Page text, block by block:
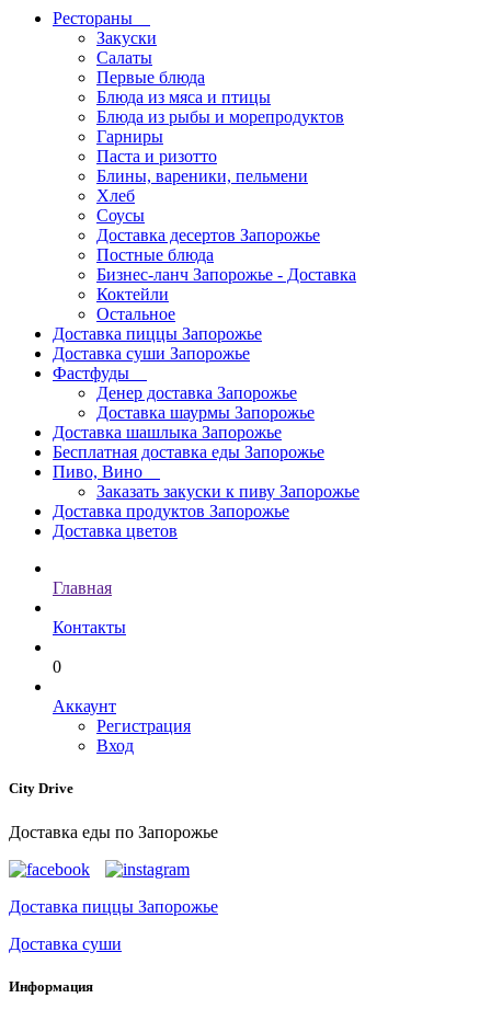
Рестораны
Закуски
Салаты
Первые блюда
Блюда из мяса и птицы
Блюда из рыбы и морепродуктов
Гарниры
Паста и ризотто
Блины, вареники, пельмени
Хлеб
Соусы
Доставка десертов Запорожье
Постные блюда
Бизнес-ланч Запорожье - Доставка
Коктейли
Остальное
Доставка пиццы Запорожье
Доставка суши Запорожье
Фастфуды
Денер доставка Запорожье
Доставка шаурмы Запорожье
Доставка шашлыка Запорожье
Бесплатная доставка еды Запорожье
Пиво, Вино
Заказать закуски к пиву Запорожье
Доставка продуктов Запорожье
Доставка цветов
Главная
Контакты
0
Аккаунт
Регистрация
Вход
City Drive
Доставка еды по Запорожье
Доставка пиццы Запорожье
Доставка суши
Информация